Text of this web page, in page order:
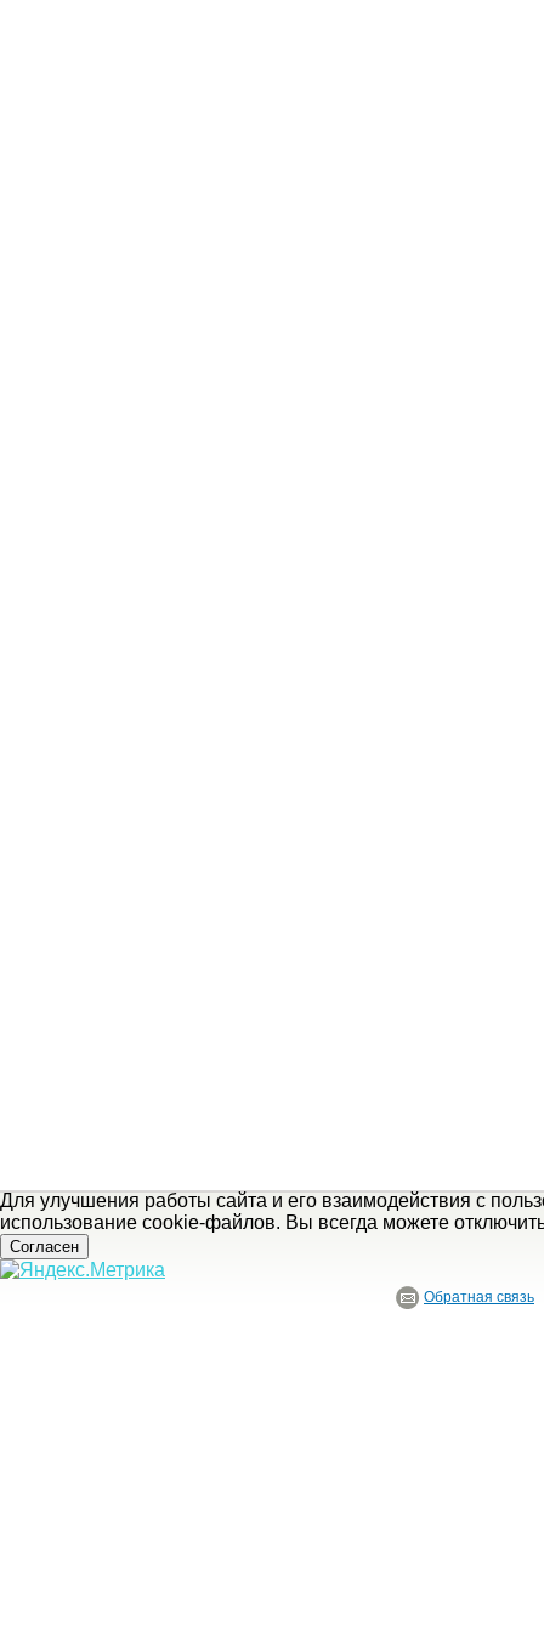
Для улучшения работы сайта и его взаимодействия с
использование cookie-файлов. Вы всегда можете
Согласен
Обратная связь